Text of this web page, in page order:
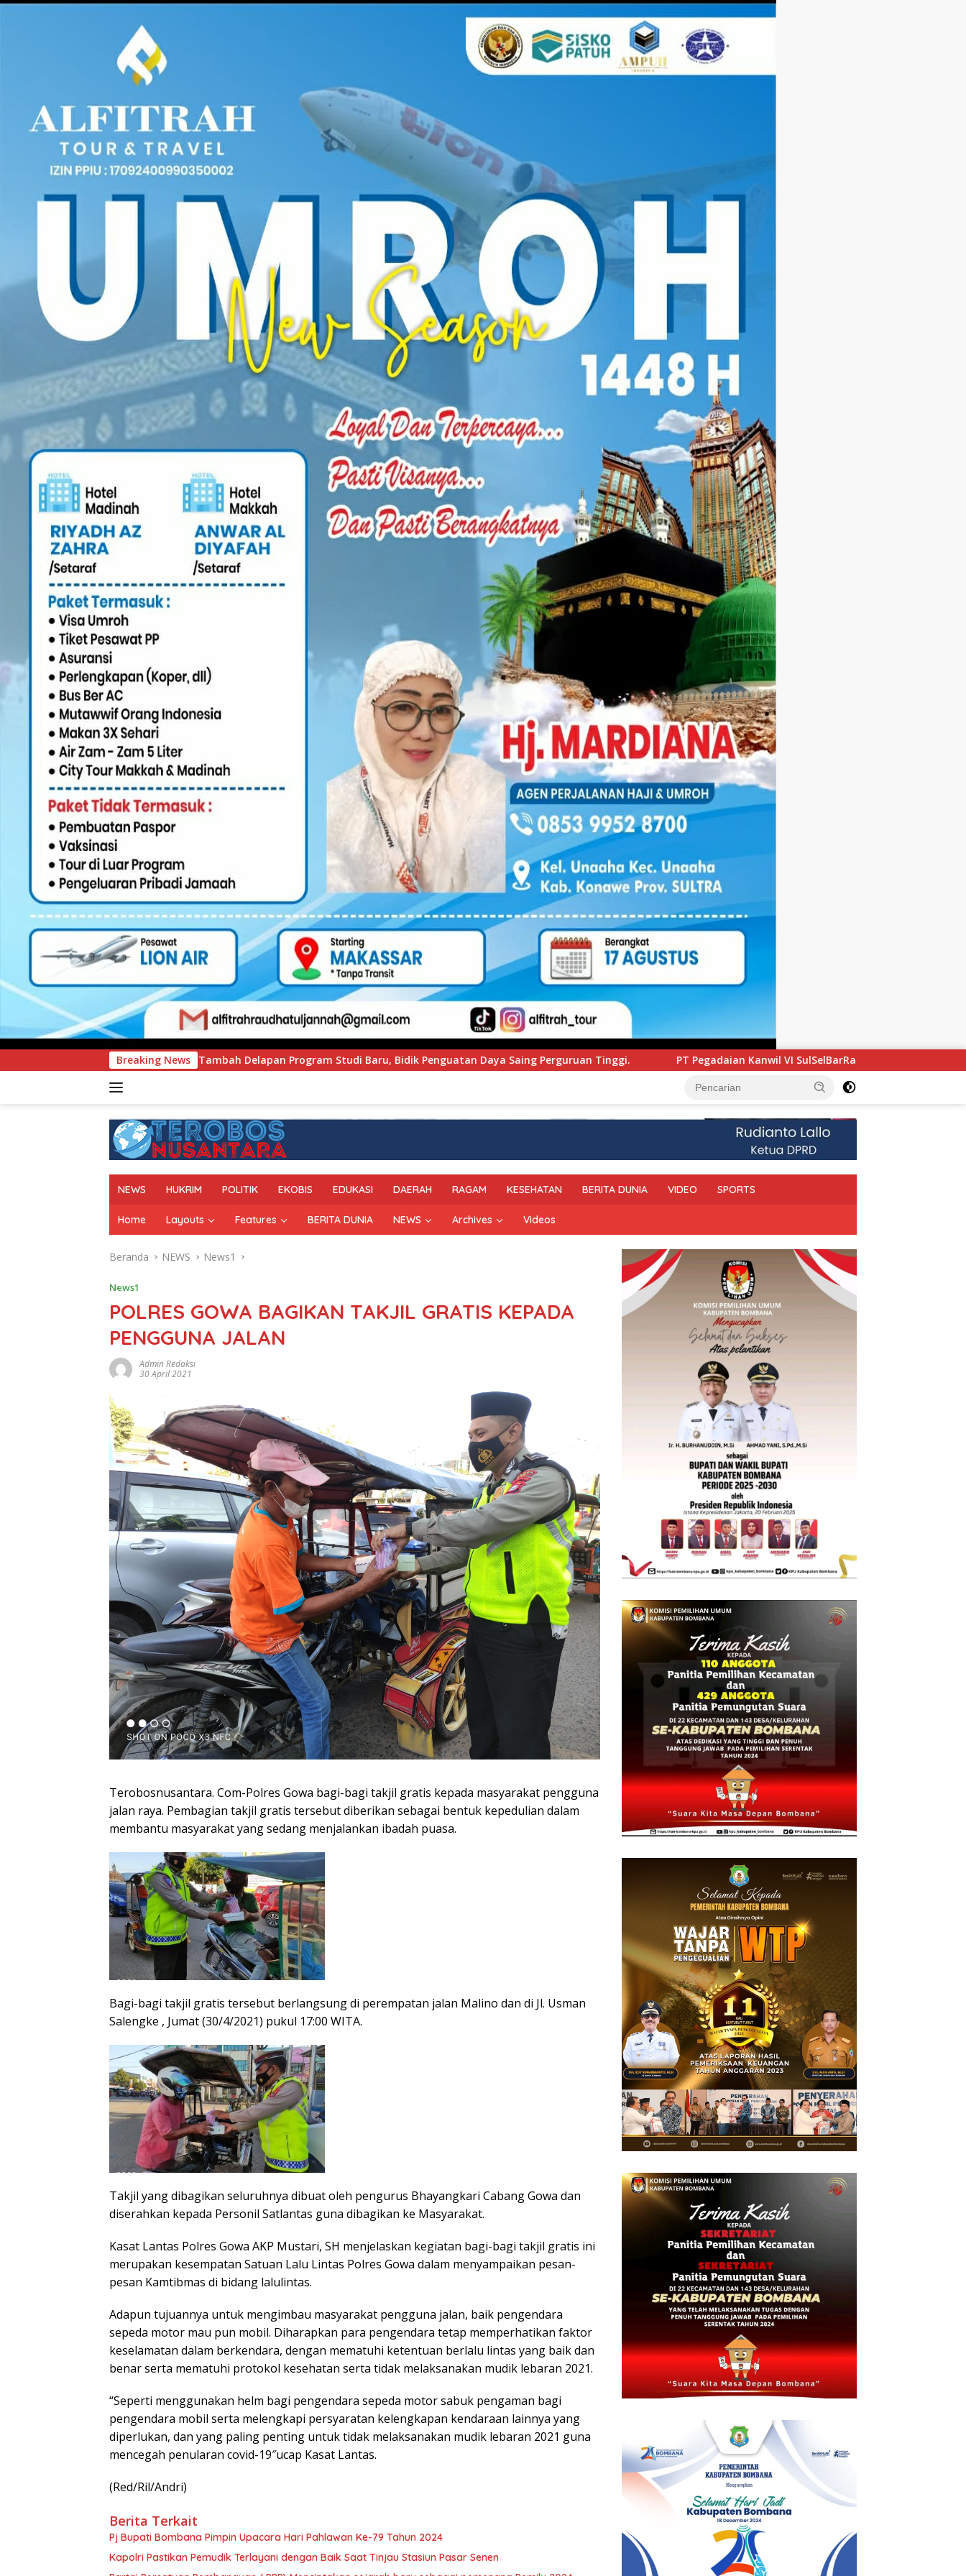
Langsung
ke
Breaking News
Tambah Delapan Program Studi Baru, Bidik Penguatan Daya Saing Perguruan Tinggi. PT Pegadaian Kanwil VI SulSelBarRa Maluku Luncurkan Program PANDE EMAS untuk
NEWS HUKRIM POLITIK EKOBIS EDUKASI DAERAH RAGAM KESEHATAN BERITA DUNIA VIDEO SPORTS
Home Layouts Features BERITA DUNIA NEWS Archives Videos
Beranda NEWS News1
News1
POLRES GOWA BAGIKAN TAKJIL GRATIS KEPADA
PENGGUNA JALAN
Admin Redaksi
30 April 2021
Terobosnusantara. Com-Polres Gowa bagi-bagi takjil gratis kepada masyarakat pengguna
jalan raya. Pembagian takjil gratis tersebut diberikan sebagai bentuk kepedulian dalam
membantu masyarakat yang sedang menjalankan ibadah puasa.
Bagi-bagi takjil gratis tersebut berlangsung di perempatan jalan Malino dan di Jl. Usman
Salengke , Jumat (30/4/2021) pukul 17:00 WITA.
Takjil yang dibagikan seluruhnya dibuat oleh pengurus Bhayangkari Cabang Gowa dan
diserahkan kepada Personil Satlantas guna dibagikan ke Masyarakat.
Kasat Lantas Polres Gowa AKP Mustari, SH menjelaskan kegiatan bagi-bagi takjil gratis ini
merupakan kesempatan Satuan Lalu Lintas Polres Gowa dalam menyampaikan pesan-
pesan Kamtibmas di bidang lalulintas.
Adapun tujuannya untuk mengimbau masyarakat pengguna jalan, baik pengendara
sepeda motor mau pun mobil. Diharapkan para pengendara tetap memperhatikan faktor
keselamatan dalam berkendara, dengan mematuhi ketentuan berlalu lintas yang baik dan
benar serta mematuhi protokol kesehatan serta tidak melaksanakan mudik lebaran 2021.
“Seperti menggunakan helm bagi pengendara sepeda motor sabuk pengaman bagi
pengendara mobil serta melengkapi persyaratan kelengkapan kendaraan lainnya yang
diperlukan, dan yang paling penting untuk tidak melaksanakan mudik lebaran 2021 guna
mencegah penularan covid-19″ucap Kasat Lantas.
(Red/Ril/Andri)
Berita Terkait
Pj Bupati Bombana Pimpin Upacara Hari Pahlawan Ke-79 Tahun 2024
Kapolri Pastikan Pemudik Terlayani dengan Baik Saat Tinjau Stasiun Pasar Senen